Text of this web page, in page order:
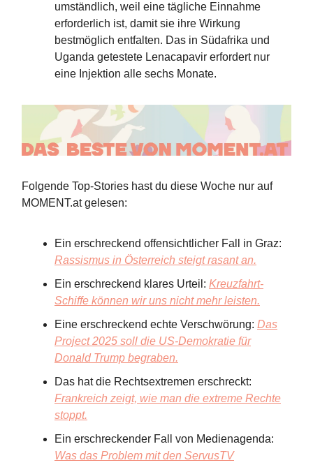
umständlich, weil eine tägliche Einnahme
erforderlich ist, damit sie ihre Wirkung
bestmöglich entfalten. Das in Südafrika und
Uganda getestete Lenacapavir erfordert nur
eine Injektion alle sechs Monate.
Folgende Top-Stories hast du diese Woche nur auf
MOMENT.at gelesen:
Ein erschreckend offensichtlicher Fall in Graz:
Rassismus in Österreich steigt rasant an.
Ein erschreckend klares Urteil: Kreuzfahrt-
Schiffe können wir uns nicht mehr leisten.
Eine erschreckend echte Verschwörung: Das
Project 2025 soll die US-Demokratie für
Donald Trump begraben.
Das hat die Rechtsextremen erschreckt:
Frankreich zeigt, wie man die extreme Rechte
stoppt.
Ein erschreckender Fall von Medienagenda:
Was das Problem mit den ServusTV